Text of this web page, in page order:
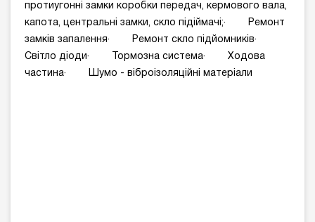
протиугонні замки коробки передач, кермового вала,
капота, центральні замки, скло підіймачі;· Ремонт
замків запалення· Ремонт скло підйомників·
Світло діоди· Тормозна система· Ходова
частина· Шумо - віброізоляційні матеріали